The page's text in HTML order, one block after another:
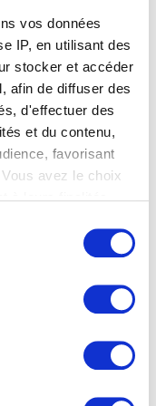
vos données
IP, en utilisant des
stocker et accéder
afin de diffuser des
d'effectuer des
et du contenu,
favorisant
avez le choix
à leurs finalités.
relative aux
confidentialité.
également :
à plusieurs
spécifiques